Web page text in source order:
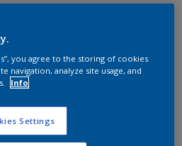
you agree to the storing of cookies
navigation, analyze site usage, and
Info
Settings